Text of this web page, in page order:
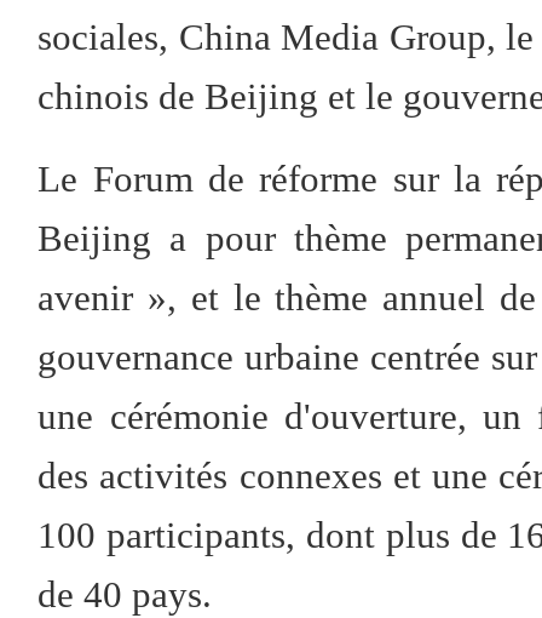
sociales, China Media Group,
chinois de Beijing et le
Le Forum de réforme sur la
Beijing a pour thème
avenir », et le thème annuel
gouvernance urbaine centrée
une cérémonie d'ouverture,
des activités connexes et une
100 participants, dont plus de
de 40 pays.